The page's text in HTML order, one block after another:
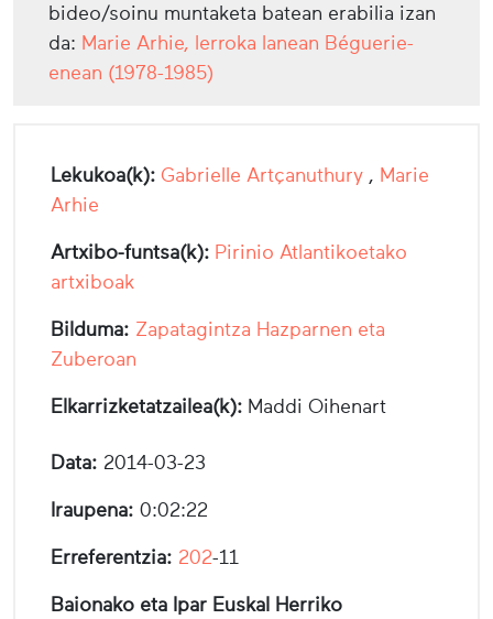
bideo/soinu muntaketa batean erabilia izan
da: Marie Arhie, lerroka lanean Béguerie-
enean (1978-1985)
Lekukoa(k): Gabrielle Artçanuthury , Marie
Arhie
Artxibo-funtsa(k): Pirinio Atlantikoetako
artxiboak
Bilduma: Zapatagintza Hazparnen eta
Zuberoan
Elkarrizketatzailea(k): Maddi Oihenart
Data: 2014-03-23
Iraupena: 0:02:22
Erreferentzia: 202-11
Baionako eta Ipar Euskal Herriko